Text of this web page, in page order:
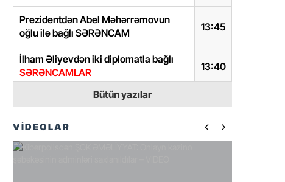
13:45
Prezidentdən Abel Məhərrəmovun
oğlu ilə bağlı SƏRƏNCAM
13:40
İlham Əliyevdən iki diplomatla bağlı
SƏRƏNCAMLAR
Samir Şərifova yeni vəzifə verildi –
Paşinyanın seçki sonrası addımları
gözləntiləri doğrultmadı –
Bütün yazılar
VİDEOLAR